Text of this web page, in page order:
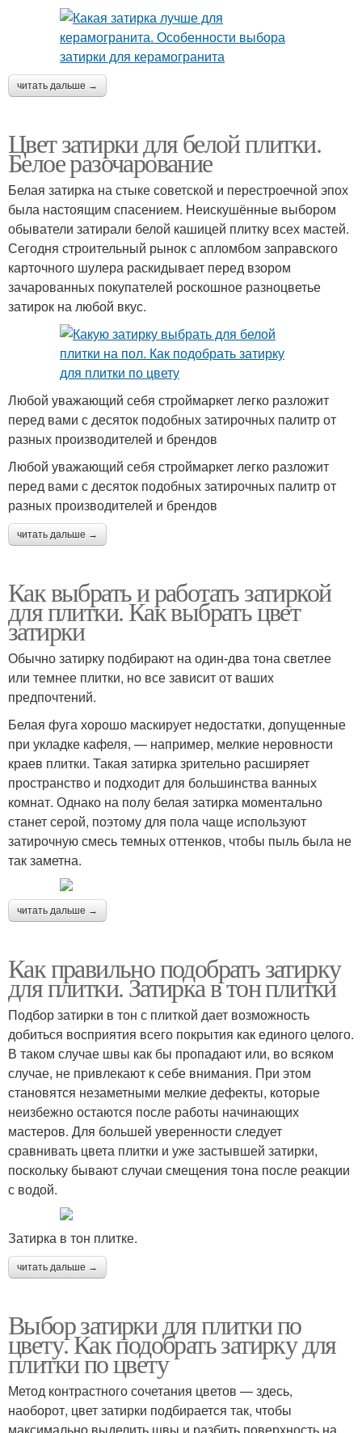
читать дальше →
Цвет затирки для белой плитки.
Белое разочарование
Белая затирка на стыке советской и перестроечной эпох
была настоящим спасением. Неискушённые выбором
обыватели затирали белой кашицей плитку всех мастей.
Сегодня строительный рынок с апломбом заправского
карточного шулера раскидывает перед взором
зачарованных покупателей роскошное разноцветье
затирок на любой вкус.
Любой уважающий себя строймаркет легко разложит
перед вами с десяток подобных затирочных палитр от
разных производителей и брендов
Любой уважающий себя строймаркет легко разложит
перед вами с десяток подобных затирочных палитр от
разных производителей и брендов
читать дальше →
Как выбрать и работать затиркой
для плитки. Как выбрать цвет
затирки
Обычно затирку подбирают на один-два тона светлее
или темнее плитки, но все зависит от ваших
предпочтений.
Белая фуга хорошо маскирует недостатки, допущенные
при укладке кафеля, — например, мелкие неровности
краев плитки. Такая затирка зрительно расширяет
пространство и подходит для большинства ванных
комнат. Однако на полу белая затирка моментально
станет серой, поэтому для пола чаще используют
затирочную смесь темных оттенков, чтобы пыль была не
так заметна.
читать дальше →
Как правильно подобрать затирку
для плитки. Затирка в тон плитки
Подбор затирки в тон с плиткой дает возможность
добиться восприятия всего покрытия как единого целого.
В таком случае швы как бы пропадают или, во всяком
случае, не привлекают к себе внимания. При этом
становятся незаметными мелкие дефекты, которые
неизбежно остаются после работы начинающих
мастеров. Для большей уверенности следует
сравнивать цвета плитки и уже застывшей затирки,
поскольку бывают случаи смещения тона после реакции
с водой.
Затирка в тон плитке.
читать дальше →
Выбор затирки для плитки по
цвету. Как подобрать затирку для
плитки по цвету
Метод контрастного сочетания цветов — здесь,
наоборот, цвет затирки подбирается так, чтобы
максимально выделить швы и разбить поверхность на